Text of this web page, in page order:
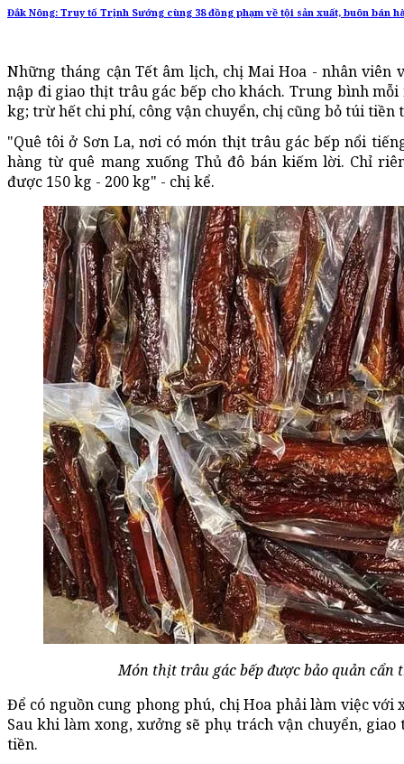
Đắk Nông: Truy tố Trịnh Sướng cùng 38 đồng phạm về tội sản xuất, buôn bán
Những tháng cận Tết âm lịch, chị Mai Hoa - nhân viên
nập đi giao thịt trâu gác bếp cho khách. Trung bình
kg; trừ hết chi phí, công vận chuyển, chị cũng bỏ túi tiền
"Quê tôi ở Sơn La, nơi có món thịt trâu gác bếp nổi
hàng từ quê mang xuống Thủ đô bán kiếm lời. Chỉ
được 150 kg - 200 kg" - chị kể.
Món thịt trâu gác bếp được bảo quản cẩn
Để có nguồn cung phong phú, chị Hoa phải làm việc
Sau khi làm xong, xưởng sẽ phụ trách vận chuyển,
tiền.